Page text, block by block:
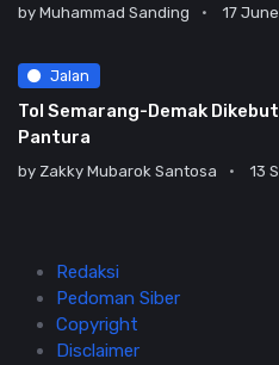
by Muhammad Sanding 17
Jalan
Tol Semarang-Demak
Pantura
by Zakky Mubarok Santosa 13
Redaksi
Pedoman Siber
Copyright
Disclaimer